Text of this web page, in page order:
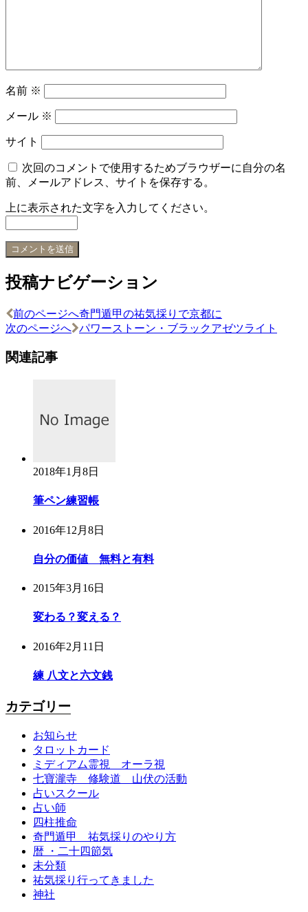
名前 ※
メール ※
サイト
次回のコメントで使用するためブラウザーに自分の名
前、メールアドレス、サイトを保存する。
上に表示された文字を入力してください。
投稿ナビゲーション
前のページへ奇門遁甲の祐気採りで京都に
次のページへ
パワーストーン・ブラックアゼツライト
関連記事
2018年1月8日
筆ペン練習帳
2016年12月8日
自分の価値 無料と有料
2015年3月16日
変わる？変える？
2016年2月11日
練 八文と六文銭
カテゴリー
お知らせ
タロットカード
ミディアム霊視 オーラ視
七寶瀧寺 修験道 山伏の活動
占いスクール
占い師
四柱推命
奇門遁甲 祐気採りのやり方
暦 ・二十四節気
未分類
祐気採り行ってきました
神社